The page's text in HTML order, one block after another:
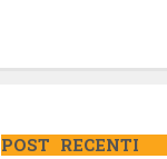
POST RECENTI